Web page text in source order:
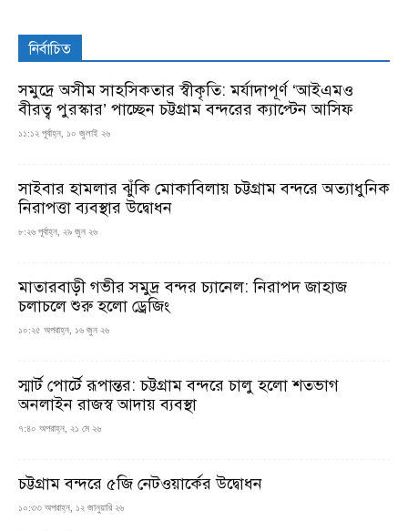
নির্বাচিত
সমুদ্রে অসীম সাহসিকতার স্বীকৃতি: মর্যাদাপূর্ণ ‘আইএমও
বীরত্ব পুরস্কার’ পাচ্ছেন চট্টগ্রাম বন্দরের ক্যাপ্টেন আসিফ
১১:১২ পূর্বাহ্ন, ১০ জুলাই ২৬
সাইবার হামলার ঝুঁকি মোকাবিলায় চট্টগ্রাম বন্দরে অত্যাধুনিক
নিরাপত্তা ব্যবস্থার উদ্বোধন
৮:২৬ পূর্বাহ্ন, ২৯ জুন ২৬
মাতারবাড়ী গভীর সমুদ্র বন্দর চ্যানেল: নিরাপদ জাহাজ
চলাচলে শুরু হলো ড্রেজিং
১০:২৫ অপরাহ্ন, ১৬ জুন ২৬
স্মার্ট পোর্টে রূপান্তর: চট্টগ্রাম বন্দরে চালু হলো শতভাগ
অনলাইন রাজস্ব আদায় ব্যবস্থা
৭:৪০ অপরাহ্ন, ২১ মে ২৬
চট্টগ্রাম বন্দরে ৫জি নেটওয়ার্কের উদ্বোধন
১০:৩৩ অপরাহ্ন, ১২ জানুয়ারি ২৬